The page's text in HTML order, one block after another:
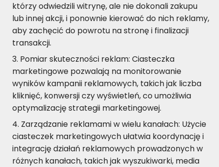
którzy odwiedzili witrynę, ale nie dokonali zakupu
lub innej akcji, i ponownie kierować do nich reklamy,
aby zachęcić do powrotu na stronę i finalizacji
transakcji.
Pomiar skuteczności reklam: Ciasteczka
marketingowe pozwalają na monitorowanie
wyników kampanii reklamowych, takich jak liczba
kliknięć, konwersji czy wyświetleń, co umożliwia
optymalizację strategii marketingowej.
Zarządzanie reklamami w wielu kanałach: Użycie
ciasteczek marketingowych ułatwia koordynację i
integrację działań reklamowych prowadzonych w
różnych kanałach, takich jak wyszukiwarki, media